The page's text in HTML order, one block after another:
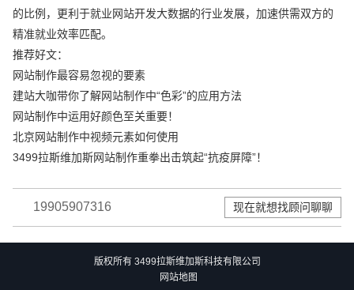
的比例，更利于就业网站开发大数据的行业发展，加速供需双方的
精准就业效率匹配。
推荐好文：
网站制作最容易忽视的要素
建站大咖带你了解网站制作中“色彩”的应用方法
网站制作中运用好颜色至关重要！
北京网站制作中视频元素如何使用
3499拉斯维加斯网站制作重拳出击筑起“抗疫屏障”！
19905907316 现在就想找顾问聊聊
版权所有 3499拉斯维加斯科技有限公司
网站地图